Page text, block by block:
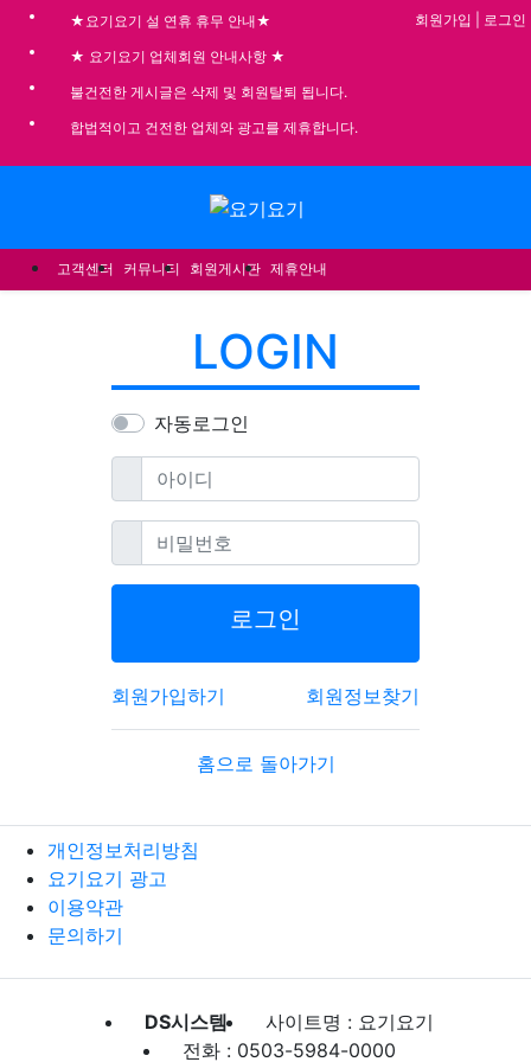
★요기요기 설 연휴 휴무 안내★
★ 요기요기 업체회원 안내사항 ★
불건전한 게시글은 삭제 및 회원탈퇴 됩니다.
합법적이고 건전한 업체와 광고를 제휴합니다.
회원가입 로그인
고객센터 커뮤니티 회원게시판 제휴안내
LOGIN
자동로그인
아이디필수
비밀번호필수
로그인
회원가입하기 회원정보찾기
홈으로 돌아가기
개인정보처리방침
요기요기 광고
이용약관
문의하기
DS시스템
사이트명 : 요기요기
전화 : 0503-5984-0000